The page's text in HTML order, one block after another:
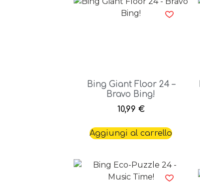
Bing Giant Floor 24 –
Bravo Bing!
10,99 €
Aggiungi al carrello